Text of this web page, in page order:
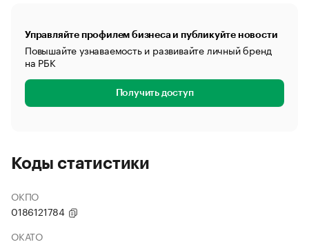
Управляйте профилем бизнеса и публикуйте новости
Повышайте узнаваемость и развивайте личный бренд
на РБК
Получить доступ
Коды статистики
ОКПО
0186121784
ОКАТО